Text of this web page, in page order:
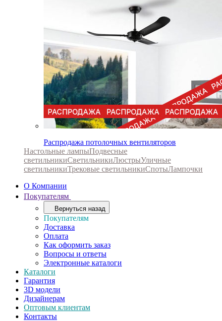
Распродажа потолочных вентиляторов
Настольные лампыПодвесные
светильникиСветильникиЛюстрыУличные
светильникиТрековые светильникиСпотыЛампочки
О Компании
Покупателям
Вернуться назад
Покупателям
Доставка
Оплата
Как оформить заказ
Вопросы и ответы
Электронные каталоги
Каталоги
Гарантия
3D модели
Дизайнерам
Оптовым клиентам
Контакты